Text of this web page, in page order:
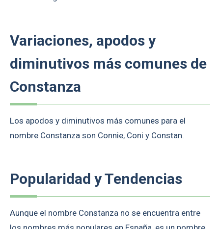
Variaciones, apodos y
diminutivos más comunes de
Constanza
Los apodos y diminutivos más comunes para el
nombre Constanza son Connie, Coni y Constan.
Popularidad y Tendencias
Aunque el nombre Constanza no se encuentra entre